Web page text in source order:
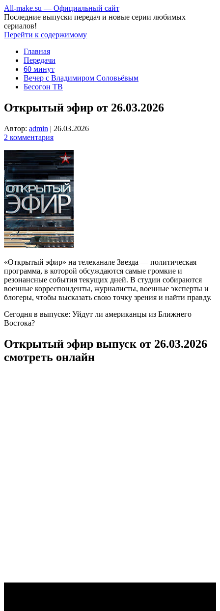
All-make.su — Официальный сайт
Последние выпуски передач и новые серии любимых
сериалов!
Перейти к содержимому
Главная
Передачи
60 минут
Вечер с Владимиром Соловьёвым
Бесогон ТВ
Открытый эфир от 26.03.2026
Автор: admin | 26.03.2026
2 комментария
«Открытый эфир» на телеканале Звезда — политическая
программа, в которой обсуждаются самые громкие и
резонансные события текущих дней. В студии собираются
военные корреспонденты, журналисты, военные эксперты и
блогеры, чтобы высказать свою точку зрения и найти правду.
Сегодня в выпуске: Уйдут ли американцы из Ближнего
Востока?
Открытый эфир выпуск от 26.03.2026
смотреть онлайн